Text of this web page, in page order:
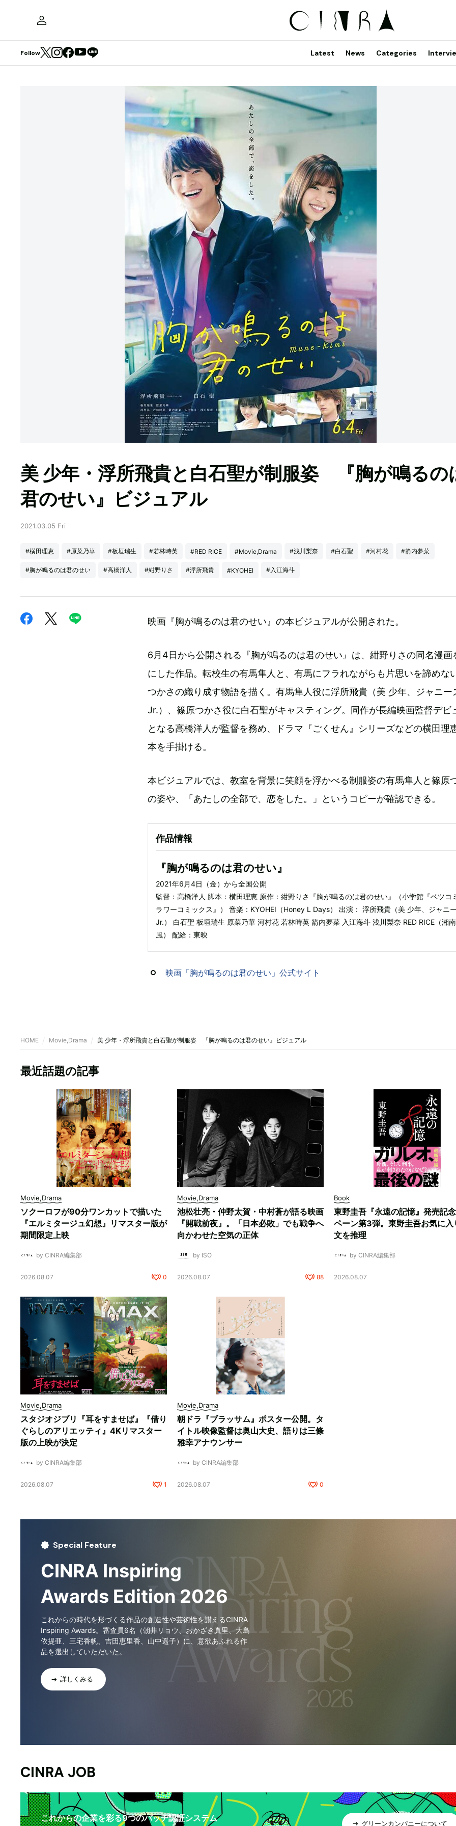
Follow Latest News Categories
美 少年・浮所飛貴と白石聖が制服姿 『胸が鳴るの
君のせい』ビジュアル
2021.03.05 Fri
#横田理恵 #原菜乃華 #板垣瑞生 #若林時英 #RED RICE #Movie,Drama #浅川梨奈 #白石聖 #河村花 #箭内夢菜
#胸が鳴るのは君のせい #高橋洋人 #紺野りさ #浮所飛貴 #KYOHEI #入江海斗
映画『胸が鳴るのは君のせい』の本ビジュアルが公開された。
6月4日から公開される『胸が鳴るのは君のせい』は、紺野りさの同名漫画
にした作品。転校生の有馬隼人と、有馬にフラれながらも片思いを諦めな
つかさの織り成す物語を描く。有馬隼人役に浮所飛貴（美 少年、ジャニー
Jr.）、篠原つかさ役に白石聖がキャスティング。同作が長編映画監督デビ
となる高橋洋人が監督を務め、ドラマ『ごくせん』シリーズなどの横田理
本を手掛ける。
本ビジュアルでは、教室を背景に笑顔を浮かべる制服姿の有馬隼人と篠原
の姿や、「あたしの全部で、恋をした。」というコピーが確認できる。
作品情報
『胸が鳴るのは君のせい』
2021年6月4日（金）から全国公開
監督：高橋洋人 脚本：横田理恵 原作：紺野りさ『胸が鳴るのは君のせい』（小学館『ベツコ
ラワーコミックス』） 音楽：KYOHEI（Honey L Days） 出演： 浮所飛貴（美 少年、ジャニ
Jr.） 白石聖 板垣瑞生 原菜乃華 河村花 若林時英 箭内夢菜 入江海斗 浅川梨奈 RED RICE（湘
風） 配給：東映
映画「胸が鳴るのは君のせい」公式サイト
HOME Movie,Drama 美 少年・浮所飛貴と白石聖が制服姿 『胸が鳴るのは君のせい』ビジュアル
最近話題の記事
Movie,Drama
ソクーロフが90分ワンカットで描いた
『エルミタージュ幻想』リマスター版が
期間限定上映
by CINRA編集部
2026.08.07 0
Movie,Drama
池松壮亮・仲野太賀・中村蒼が語る映画
『開戦前夜』。「日本必敗」でも戦争へ
向かわせた空気の正体
by ISO
2026.08.07 88
Book
東野圭吾『永遠の記憶』発売記
ペーン第3弾。東野圭吾お気に入
文を推理
by CINRA編集部
2026.08.07
Movie,Drama
スタジオジブリ『耳をすませば』『借り
ぐらしのアリエッティ』4Kリマスター
版の上映が決定
by CINRA編集部
2026.08.07 1
Movie,Drama
朝ドラ『ブラッサム』ポスター公開。タ
イトル映像監督は奥山大史、語りは三條
雅幸アナウンサー
by CINRA編集部
2026.08.07 0
Special Feature
CINRA Inspiring
Awards Edition 2026
これからの時代を形づくる作品の創造性や芸術性を讃えるCINRA
Inspiring Awards。審査員6名（朝井リョウ、おかざき真里、大島
依提亜、三宅香帆、吉田恵里香、山中遥子）に、意欲あふれる作
品を選出していただいた。
詳しくみる
CINRA JOB
これからの企業を彩る9つのバッヂ認証システム
グリーンカンパニーについて